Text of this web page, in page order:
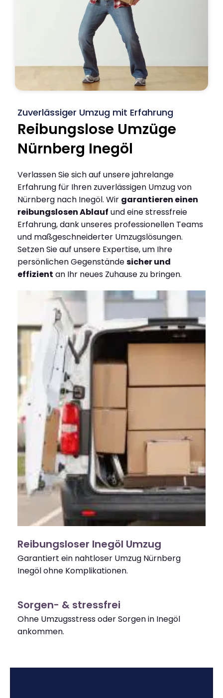
Zuverlässiger Umzug mit Erfahrung
Reibungslose Umzüge
Nürnberg Inegöl
Verlassen Sie sich auf unsere jahrelange
Erfahrung für Ihren zuverlässigen Umzug von
Nürnberg nach Inegöl. Wir garantieren einen
reibungslosen Ablauf und eine stressfreie
Erfahrung, dank unseres professionellen Teams
und maßgeschneiderter Umzugslösungen.
Setzen Sie auf unsere Expertise, um Ihre
persönlichen Gegenständesicher und
effizient an Ihr neues Zuhause zu bringen.
Reibungsloser Inegöl Umzug
Garantiert ein nahtloser Umzug Nürnberg
Inegöl ohne Komplikationen.
Sorgen- & stressfrei
Ohne Umzugsstress oder Sorgen in Inegöl
ankommen.